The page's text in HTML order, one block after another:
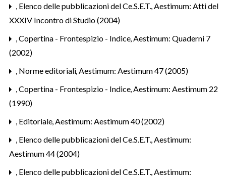
, Elenco delle pubblicazioni del Ce.S.E.T.,Aestimum: Atti del
XXXIV Incontro di Studio (2004)
,Copertina - Frontespizio - Indice,Aestimum: Quaderni 7
(2002)
, Norme editoriali,Aestimum: Aestimum 47 (2005)
,Copertina - Frontespizio - Indice,Aestimum: Aestimum 22
(1990)
, Editoriale,Aestimum: Aestimum 40 (2002)
, Elenco delle pubblicazioni del Ce.S.E.T.,Aestimum:
Aestimum 44 (2004)
, Elenco delle pubblicazioni del Ce.S.E.T.,Aestimum: